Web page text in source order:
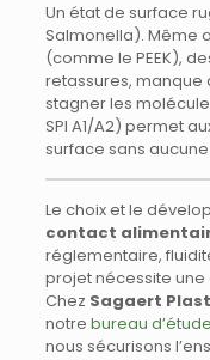
Un état de surface
Salmonella). Même
(comme le PEEK),
retassures, manque
stagner les
SPI A1/A2) permet
surface sans
Le choix et le
contact
réglementaire,
projet nécessite
Chez Sagaert
notre bureau
nous sécurisons